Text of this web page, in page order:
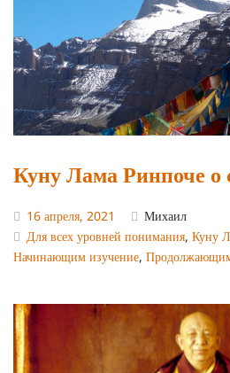
Куну Лама Ринпоче о
16 апреля, 2021
Михаил
Для всех уровней понимания, Куну
Начинающим изучение,